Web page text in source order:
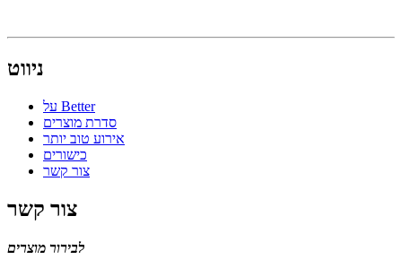
ניווט
על Better
סדרת מוצרים
אירוע טוב יותר
כישורים
צור קשר
צור קשר
לבירור מוצרים